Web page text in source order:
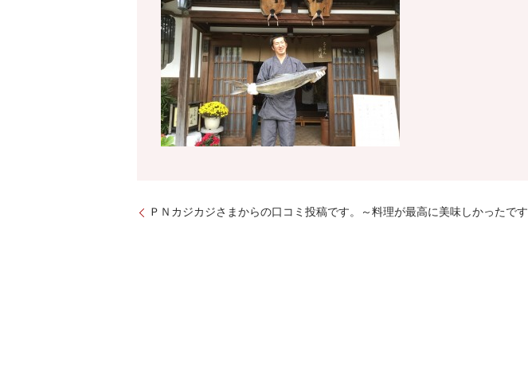
ＰＮカジカジさまからの口コミ投稿です。～料理が最高に美味しかったです